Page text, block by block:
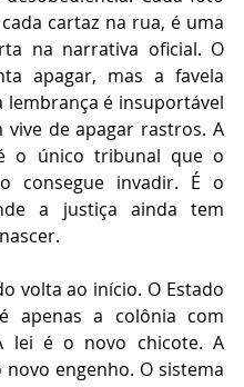
cartaz na rua, é uma
na narrativa oficial. O
apagar, mas a favela
lembrança é insuportável
vive de apagar rastros. A
o único tribunal que o
consegue invadir. É o
a justiça ainda tem
volta ao início. O Estado
apenas a colônia com
lei é o novo chicote. A
novo engenho. O sistema